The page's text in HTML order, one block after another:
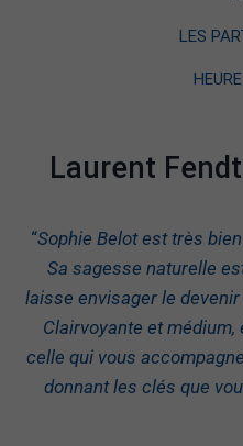
LES
Laurent
“Sophie Belot est très
Sa sagesse naturelle
laisse envisager le devenir
Clairvoyante et
celle qui vous
donnant les clés que